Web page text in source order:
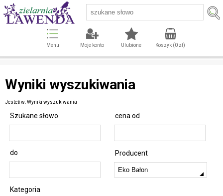
Menu Moje konto Ulubione Koszyk (0zł)
Wyniki wyszukiwania
Jesteś w: Wyniki wyszukiwania
Szukane słowo cena od
do Producent
Kategoria